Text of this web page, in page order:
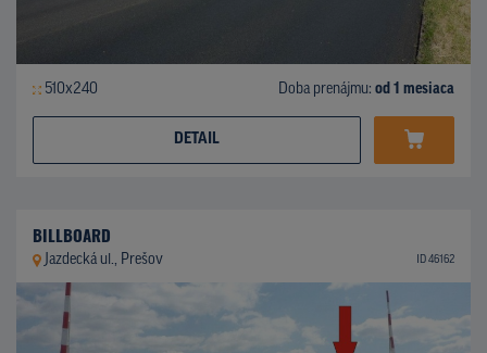
510x240 Doba prenájmu: od 1 mesiaca
DETAIL
BILLBOARD
Jazdecká ul., Prešov ID 46162